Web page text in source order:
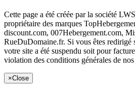
Cette page a été créée par la société
propriétaire des marques
discount.com, 007Hebergement.com,
RueDuDomaine.fr. Si vous êtes redirigé
votre site a été suspendu soit pour
violation des conditions générales de nos
×Close